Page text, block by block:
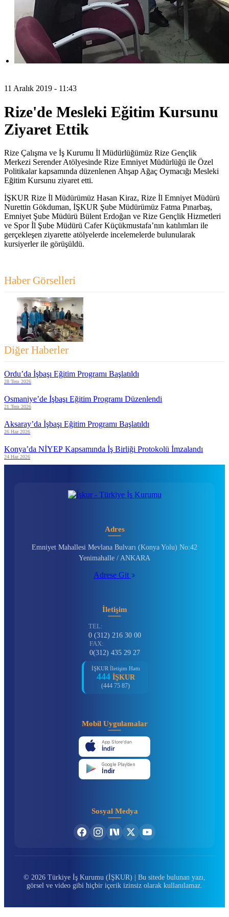
11 Aralık 2019 - 11:43
Rize'de Mesleki Eğitim Kursunu
Ziyaret Ettik
Rize Çalışma ve İş Kurumu İl Müdürlüğümüz Rize Gençlik
Merkezi Serender Atölyesinde Rize Emniyet Müdürlüğü ile Özel
Politikalar kapsamında düzenlenen Ahşap Ağaç Oymacığı Mesleki
Eğitim Kursunu ziyaret etti.
İŞKUR Rize İl Müdürümüz Hasan Kiraz, Rize İl Emniyet Müdürü
Nurettin Gökduman, İŞKUR Şube Müdürümüz Fatma Pınarbaş,
Emniyet Şube Müdürü Bülent Erdoğan ve Rize Gençlik Hizmetleri
ve Spor İl Şube Müdürü Cafer Küçükmustafa’nın katılımları ile
gerçekleşen ziyarette atölyelerde incelemelerde bulunularak
kursiyerler ile görüşüldü.
Haber Görselleri
Diğer Haberler
Ordu’da İşbaşı Eğitim Programı Başlatıldı
28 Tem 2026
Osmaniye’de İşbaşı Eğitim Programı Düzenlendi
21 Tem 2026
Aksaray’da İşbaşı Eğitim Programı Başlatıldı
26 Haz 2026
Konya’da NİYEP Kapsamında İş Birliği Protokolü İmzalandı
24 Haz 2026
Adres
Emniyet Mahallesi Mevlana Bulvarı (Konya Yolu) No:42
Yenimahalle / ANKARA
Adrese Git
İletişim
TEL:
0 (312) 216 30 00
FAX:
0(312) 435 29 27
İŞKUR İletişim Hattı
444 İŞKUR
(444 75 87)
Mobil Uygulamalar
App Store'dan
İndir
Google Play'den
İndir
Sosyal Medya
© 2026 Türkiye İş Kurumu (İŞKUR) | Bu sitede bulunan yazı,
görsel ve video gibi hiçbir içerik izinsiz olarak kullanılamaz.